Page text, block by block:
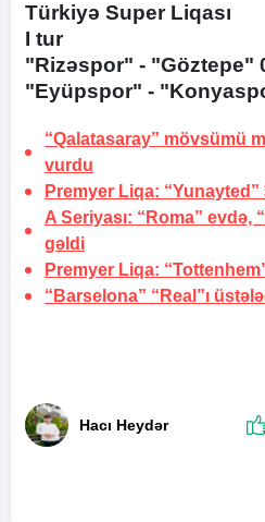
Türkiyə Super Liqası
I tur
"Rizəspor" - "Göztepe"
"Eyüpspor" -
“Qalatasaray” mövsümü
vurdu
Premyer Liqa: “Yunayted”
A Seriyası: “Roma” evdə,
gəldi
Premyer Liqa:
“Barselona” “Real”ı
Hacı Heydər